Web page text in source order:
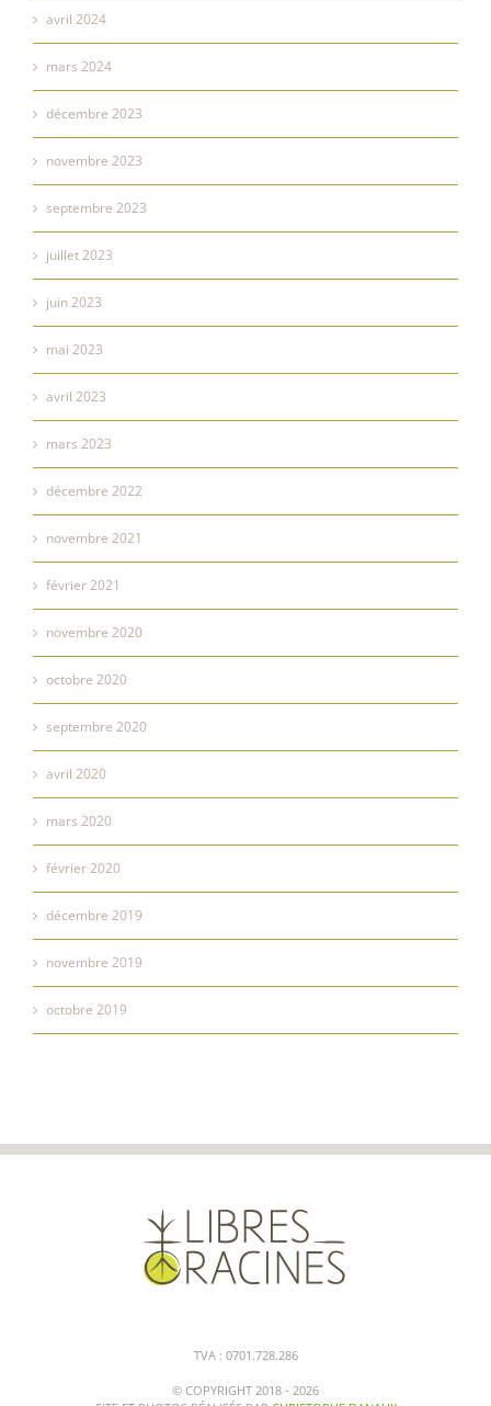
avril 2024
mars 2024
décembre 2023
novembre 2023
septembre 2023
juillet 2023
juin 2023
mai 2023
avril 2023
mars 2023
décembre 2022
novembre 2021
février 2021
novembre 2020
octobre 2020
septembre 2020
avril 2020
mars 2020
février 2020
décembre 2019
novembre 2019
octobre 2019
TVA : 0701.728.286
© COPYRIGHT 2018 - 2026